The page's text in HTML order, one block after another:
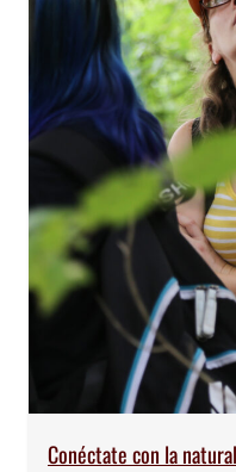
Conéctate con la